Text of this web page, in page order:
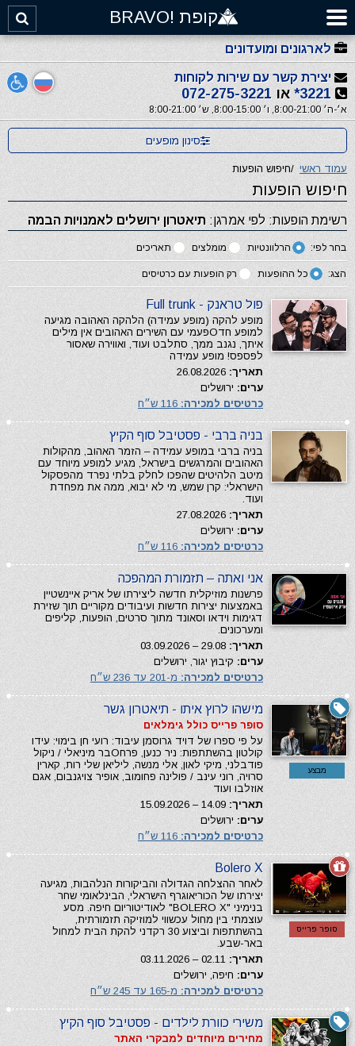
קופת !BRAVO
לארגונים ומועדונים
יצירת קשר עם שירות לקוחות
3221* או 072-275-3221
א׳-ה׳ 8:00-21:00, ו׳ 8:00-15:00, ש׳ 8:00-21:00
סינון מופעים
עמוד ראשי /חיפוש הופעות
חיפוש הופעות
רשימת הופעות: לפי אמרגן: תיאטרון ירושלים לאמנויות הבמה
בחר לפי: הרלוונטיות מומלצים תאריכים
הצג: כל ההופעות רק הופעות עם כרטיסים
פול טראנק - Full trunk
מופע להקה (מופע עמידה) הלהקה האהובה מגיעה
למופע חדОפעמי עם השירים האהובים אין מילים
איתך, נגנב ממך, סתלבט ועוד, ואווירה שאסור
לפספס! מופע עמידה
תאריך:
ערים: ירושלים
כרטיסים למכירה:
בניה ברבי - פסטיבל סוף הקיץ
בניה ברבי במופע עמידה – הזמר האהוב, מהקולות
האהובים והמרגשים בישראל, מגיע למופע מיוחד עם
מיטב הלהיטים שהפכו לחלק בלתי נפרד מהפסקול
הישראלי: קרן שמש, מי לא יבוא, ממה את מפחדת
ועוד.
תאריך:
ערים: ירושלים
כרטיסים למכירה:
אני ואתה – תזמורת המהפכה
פרשנות מוזיקלית חדשה ליצירתו של אריק איינשטיין
באמצעות יצירות חדשות ועיבודים מקוריים תוך שזירת
דגימות וידאו וסאונד מתוך סרטים, הופעות, קליפים
ומערכונים.
תאריך:
ערים: קיבוץ יגור, ירושלים
כרטיסים למכירה: מ-201 עד 236 ש״ח
מבצע
מישהו לרוץ איתו - תיאטרון גשר
סופר פרייס כולל גימלאים
על פי ספרו של דויד גרוסמן עיבוד: רועי חן בימוי: עידו
קולטון בהשתתפות: ניר כנען, פרחОבר מיניאלי / ניקול
פודבלני, מיקי לאון, אלי מנשה, ליליאן שלי רות, קארין
סרויה, רוני עינב / פולינה פחומוב, אופיר צויגנבום, אגם
אוזלבו ועוד
תאריך:
ערים: ירושלים
כרטיסים למכירה:
סופר פרייס
Bolero X
לאחר ההצלחה הגדולה והביקורות הנלהבות, מגיעה
יצירתו של הכוריאוגרף הישראלי, הבינלאומי שחר
בנימיני "BOLERO X" לאודיטוריום חיפה. מסע
עוצמתי בין מחול עכשווי למוזיקה תזמורתית,
בהשתתפות וביצוע 30 רקדני להקת הבית למחול
באר-שבע.
תאריך:
ערים: חיפה, ירושלים
כרטיסים למכירה: מ-165 עד 245 ש״ח
משירי כוורת לילדים - פסטיבל סוף הקיץ
מחירים מיוחדים למבקרי האתר